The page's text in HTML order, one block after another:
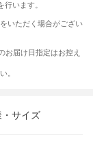
います。
いただく場合がござい
お届け日指定はお控え
。
サイズ